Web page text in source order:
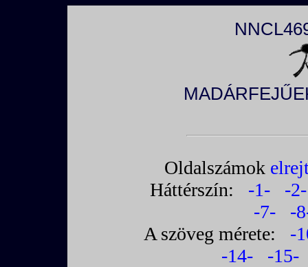
Oldalszámok
Háttérszín: -1-
-2-
-7-
-
A szöveg mérete: -
-14-
-15-